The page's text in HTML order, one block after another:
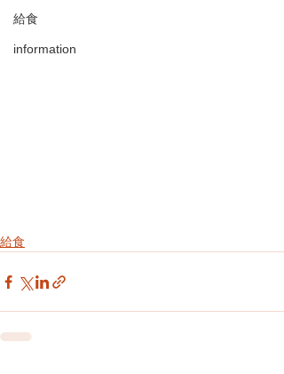
給食
information
給食